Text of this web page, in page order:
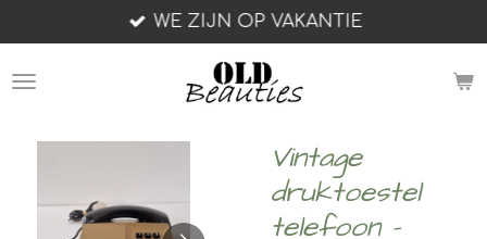
direct
naar
WE ZIJN OP VAKANTIE
Vintage
druktoestel
telefoon -